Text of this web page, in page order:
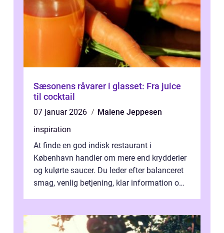
Sæsonens råvarer i glasset: Fra juice
til cocktail
07 januar 2026
Malene Jeppesen
inspiration
At finde en god indisk restaurant i
København handler om mere end krydderier
og kulørte saucer. Du leder efter balanceret
smag, venlig betjening, klar information om